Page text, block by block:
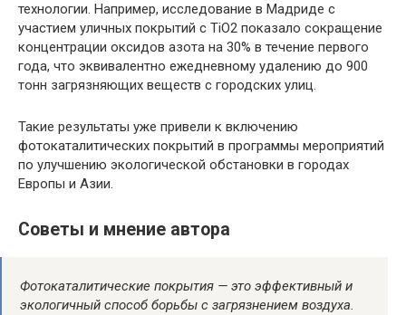
технологии. Например, исследование в Мадриде с
участием уличных покрытий с TiO2 показало сокращение
концентрации оксидов азота на 30% в течение первого
года, что эквивалентно ежедневному удалению до 900
тонн загрязняющих веществ с городских улиц.
Такие результаты уже привели к включению
фотокаталитических покрытий в программы мероприятий
по улучшению экологической обстановки в городах
Европы и Азии.
Советы и мнение автора
Фотокаталитические покрытия — это эффективный и
экологичный способ борьбы с загрязнением воздуха.